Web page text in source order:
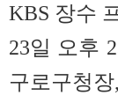
KBS 장수
23일 오후
구로구청